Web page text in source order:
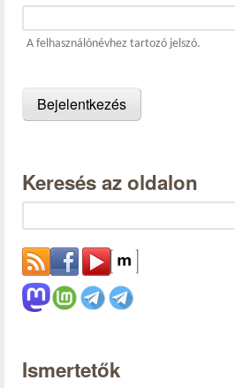
A felhasználónévhez tartozó jelszó.
Keresés az oldalon
Ismertetők